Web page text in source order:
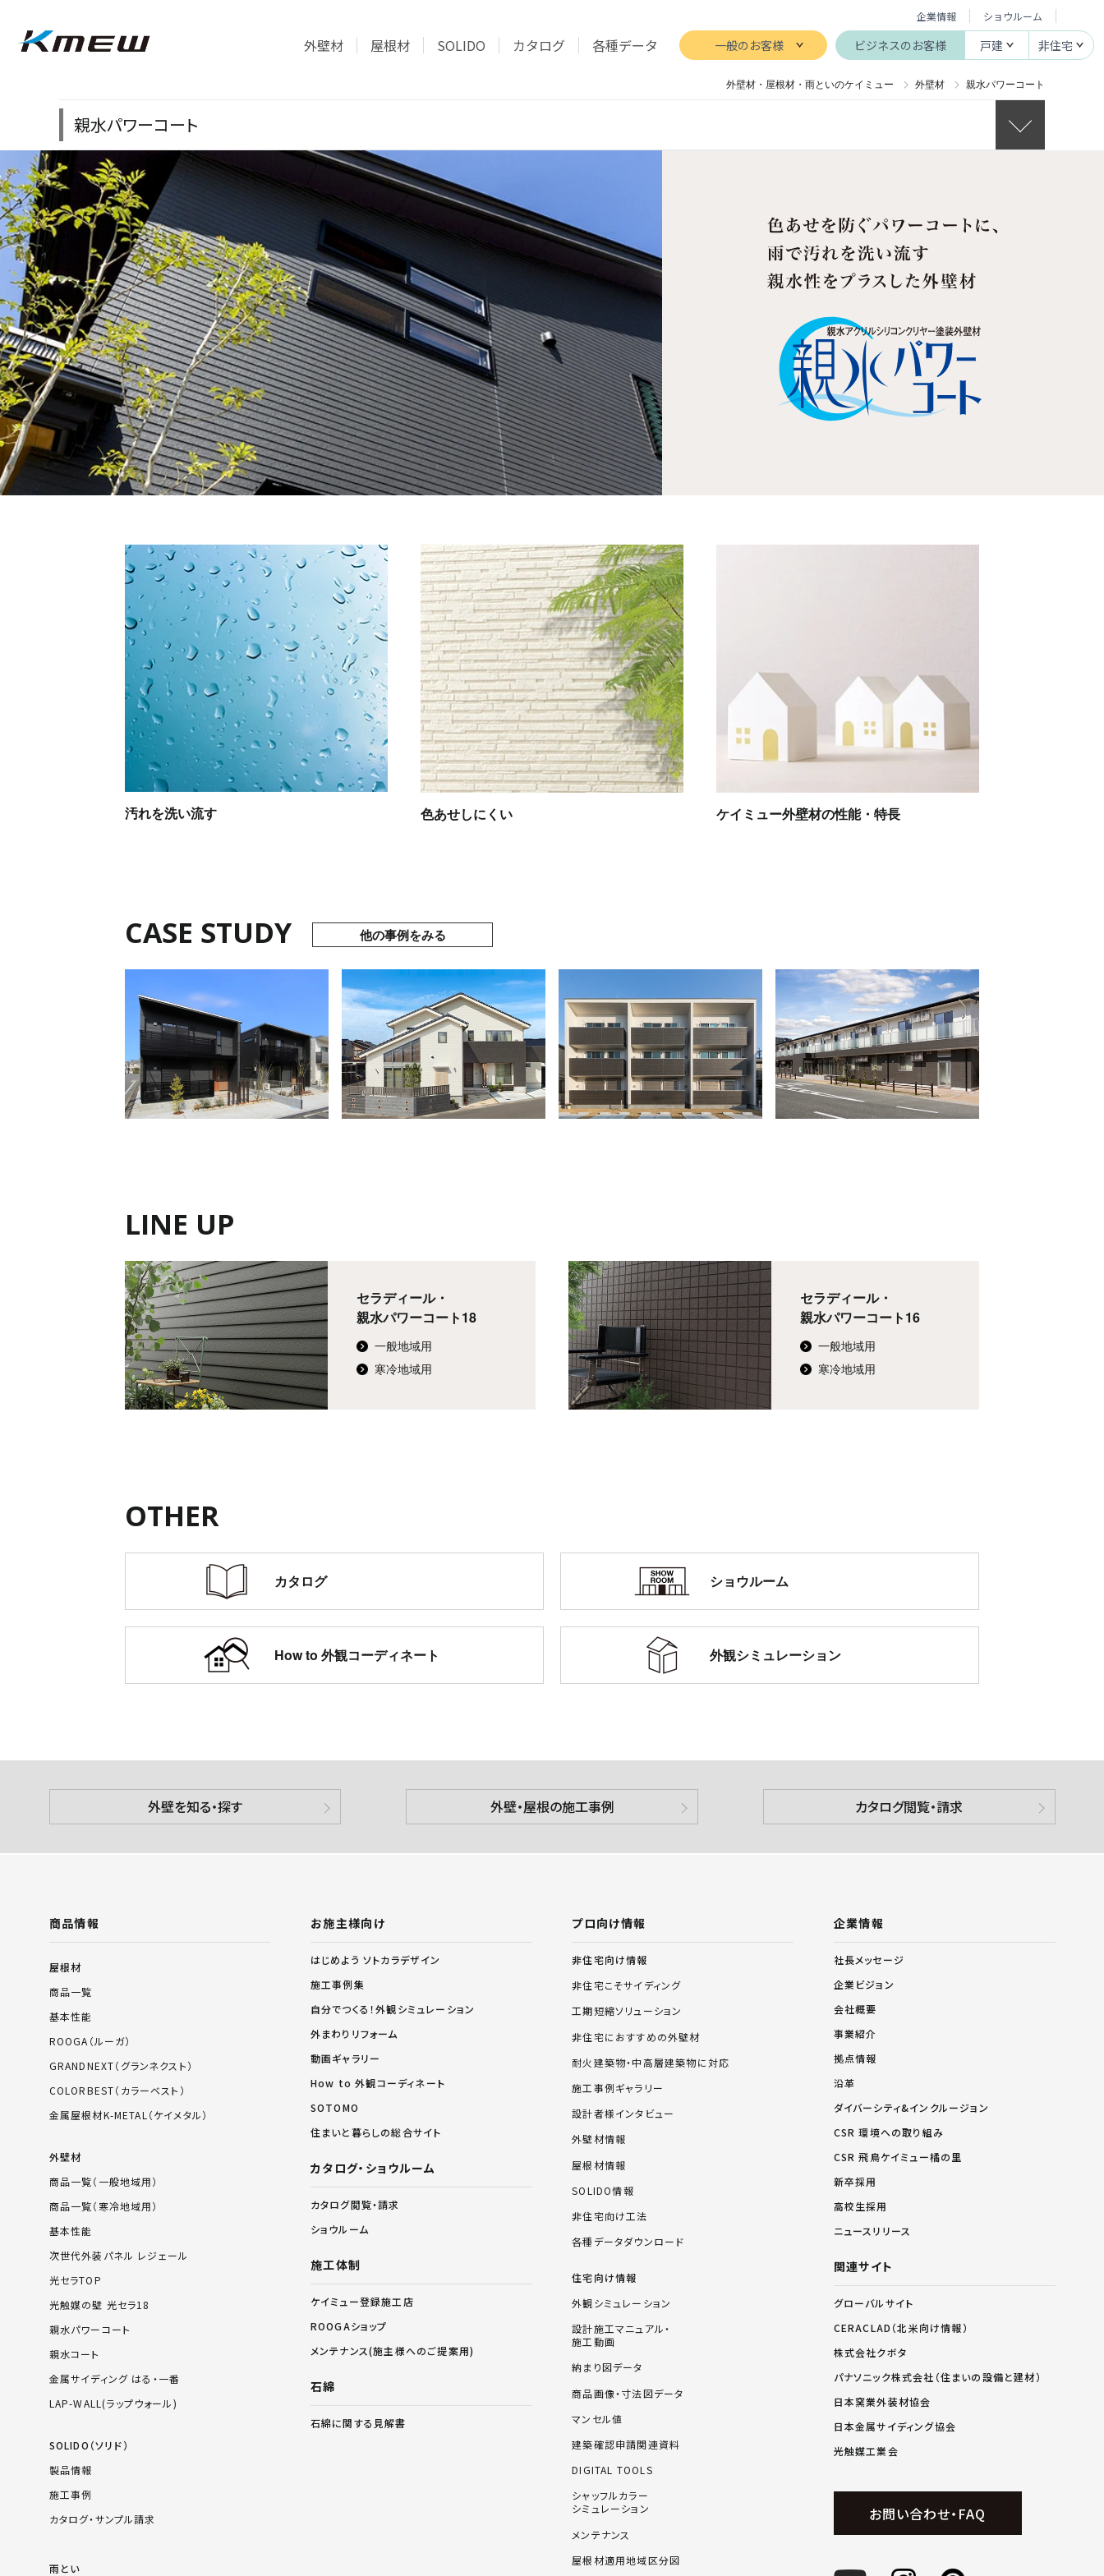
企業情報 ショウルーム
外壁材 屋根材 SOLIDO カタログ 各種データ 一般のお客様 ビジネスのお客様 戸建 非住宅
外壁材・屋根材・雨といのケイミュー 外壁材 親水パワーコート
親水パワーコート
汚れを洗い流す 色あせしにくい ケイミュー外壁材の性能・特長
CASE STUDY 他の事例をみる
LINE UP
セラディール・
親水パワーコート18
一般地域用
寒冷地域用
セラディール・
親水パワーコート16
一般地域用
寒冷地域用
OTHER
カタログ ショウルーム
How to 外観コーディネート 外観シミュレーション
外壁を知る・探す 外壁・屋根の施工事例 カタログ閲覧・請求
商品情報
屋根材
商品一覧
基本性能
ROOGA（ルーガ）
GRANDNEXT（グランネクスト）
COLORBEST（カラーベスト）
金属屋根材K-METAL（ケイメタル）
外壁材
商品一覧（一般地域用）
商品一覧（寒冷地域用）
基本性能
次世代外装パネル レジェール
光セラTOP
光触媒の壁 光セラ18
親水パワーコート
親水コート
金属サイディング はる・一番
LAP-WALL(ラップウォール)
SOLIDO（ソリド）
製品情報
施工事例
カタログ・サンプル請求
雨とい
お施主様向け
はじめよう ソトカラデザイン
施工事例集
自分でつくる！外観シミュレーション
外まわりリフォーム
動画ギャラリー
How to 外観コーディネート
SOTOMO
住まいと暮らしの総合サイト
カタログ・ショウルーム
カタログ閲覧・請求
ショウルーム
施工体制
ケイミュー登録施工店
ROOGAショップ
メンテナンス(施主様へのご提案用)
石綿
石綿に関する見解書
プロ向け情報
非住宅向け情報
非住宅こそサイディング
工期短縮ソリューション
非住宅におすすめの外壁材
耐火建築物・中高層建築物に対応
施工事例ギャラリー
設計者様インタビュー
外壁材情報
屋根材情報
SOLIDO情報
非住宅向け工法
各種データダウンロード
住宅向け情報
外観シミュレーション
設計施工マニュアル・
施工動画
納まり図データ
商品画像・寸法図データ
マンセル値
建築確認申請関連資料
DIGITAL TOOLS
シャッフルカラー
シミュレーション
メンテナンス
屋根材適用地域区分図
企業情報
社長メッセージ
企業ビジョン
会社概要
事業紹介
拠点情報
沿革
ダイバーシティ&インクルージョン
CSR 環境への取り組み
CSR 飛鳥ケイミュー橘の里
新卒採用
高校生採用
ニュースリリース
関連サイト
グローバルサイト
CERACLAD（北米向け情報）
株式会社クボタ
パナソニック株式会社（住まいの設備と建材）
日本窯業外装材協会
日本金属サイディング協会
光触媒工業会
お問い合わせ・FAQ